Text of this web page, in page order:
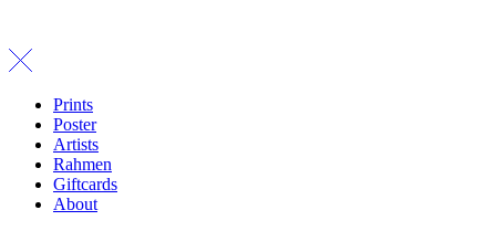
Prints
Poster
Artists
Rahmen
Giftcards
About